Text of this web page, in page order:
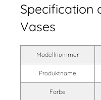
Specification
Vases
Modellnummer
Produktname
Farbe